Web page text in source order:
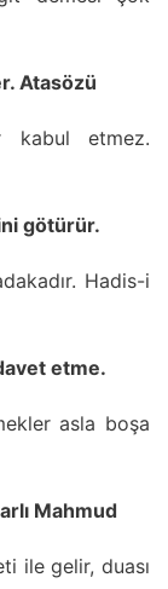
Atasözü
kabul etmez.
götürür.
Hadis-i
etme.
asla boşa
Mahmud
ile gelir, duası